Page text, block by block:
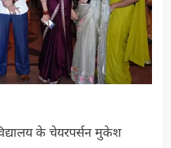
के चेयरपर्सन मुकेश